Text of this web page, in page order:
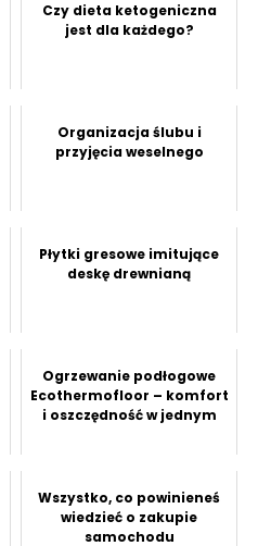
Czy dieta ketogeniczna
jest dla każdego?
Organizacja ślubu i
przyjęcia weselnego
Płytki gresowe imitujące
deskę drewnianą
Ogrzewanie podłogowe
Ecothermofloor – komfort
i oszczędność w jednym
Wszystko, co powinieneś
wiedzieć o zakupie
samochodu